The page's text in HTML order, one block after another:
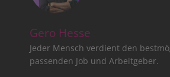
Gero Hesse
Jeder Mensch verdient den
passenden Job und Arbeitgeber.